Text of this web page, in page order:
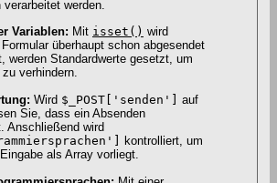
werden.
Variablen: Mit isset() wird
überhaupt schon abgesendet
werden Standardwerte gesetzt, um
verhindern.
Wird $_POST['senden'] auf
Sie, dass ein Absenden
Anschließend wird
kontrolliert, um
als Array vorliegt.